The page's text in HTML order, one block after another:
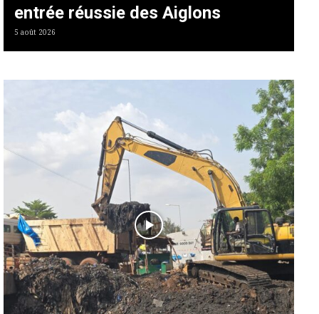
entrée réussie des Aiglons
5 août 2026